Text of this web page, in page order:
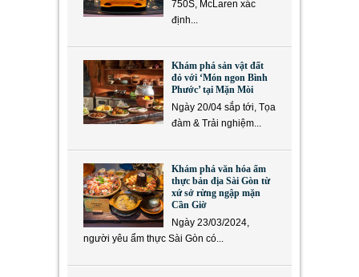
750S, McLaren xác
định...
Khám phá sản vật đất
đỏ với ‘Món ngon Bình
Phước’ tại Mặn Mòi
Ngày 20/04 sắp tới, Tọa
đàm & Trải nghiệm...
Khám phá văn hóa ẩm
thực bản địa Sài Gòn từ
xứ sở rừng ngập mặn
Cần Giờ
Ngày 23/03/2024,
người yêu ẩm thực Sài Gòn có...